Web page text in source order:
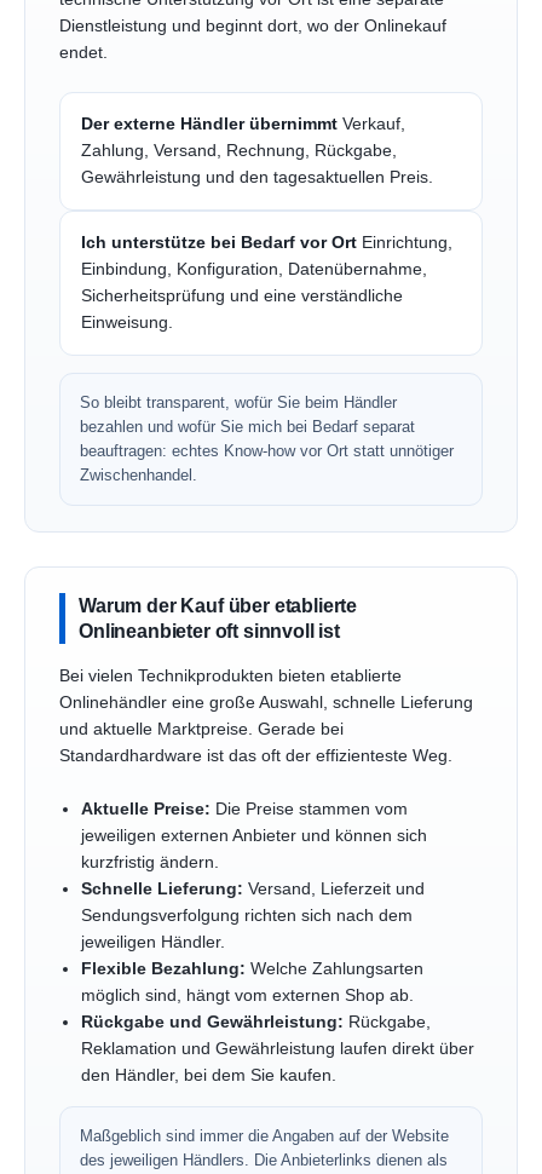
Dienstleistung und beginnt dort, wo der Onlinekauf
endet.
Der externe Händler übernimmt Verkauf,
Zahlung, Versand, Rechnung, Rückgabe,
Gewährleistung und den tagesaktuellen Preis.
Ich unterstütze bei Bedarf vor Ort Einrichtung,
Einbindung, Konfiguration, Datenübernahme,
Sicherheitsprüfung und eine verständliche
Einweisung.
So bleibt transparent, wofür Sie beim Händler
bezahlen und wofür Sie mich bei Bedarf separat
beauftragen: echtes Know-how vor Ort statt unnötiger
Zwischenhandel.
Warum der Kauf über etablierte
Onlineanbieter oft sinnvoll ist
Bei vielen Technikprodukten bieten etablierte
Onlinehändler eine große Auswahl, schnelle Lieferung
und aktuelle Marktpreise. Gerade bei
Standardhardware ist das oft der effizienteste Weg.
Aktuelle Preise: Die Preise stammen vom
jeweiligen externen Anbieter und können sich
kurzfristig ändern.
Schnelle Lieferung: Versand, Lieferzeit und
Sendungsverfolgung richten sich nach dem
jeweiligen Händler.
Flexible Bezahlung: Welche Zahlungsarten
möglich sind, hängt vom externen Shop ab.
Rückgabe und Gewährleistung: Rückgabe,
Reklamation und Gewährleistung laufen direkt über
den Händler, bei dem Sie kaufen.
Maßgeblich sind immer die Angaben auf der Website
des jeweiligen Händlers. Die Anbieterlinks dienen als